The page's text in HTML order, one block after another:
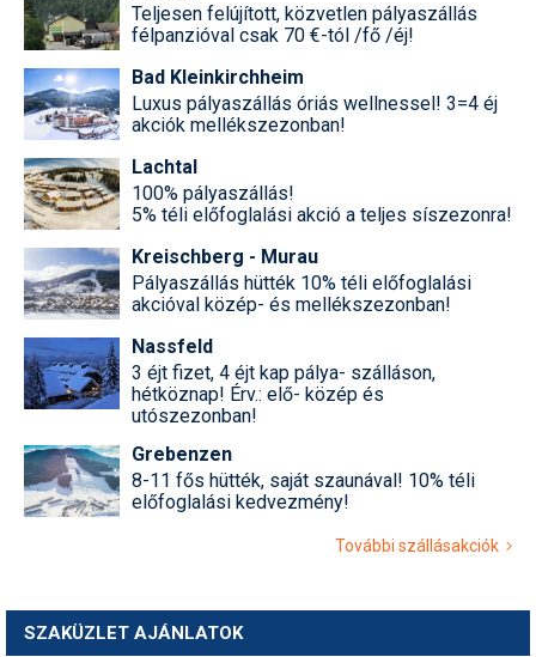
Teljesen felújított, közvetlen pályaszállás
félpanzióval csak 70 €-tól /fő /éj!
Bad Kleinkirchheim
Luxus pályaszállás óriás wellnessel! 3=4 éj
akciók mellékszezonban!
Lachtal
100% pályaszállás!
5% téli előfoglalási akció a teljes síszezonra!
Kreischberg - Murau
Pályaszállás hütték 10% téli előfoglalási
akcióval közép- és mellékszezonban!
Nassfeld
3 éjt fizet, 4 éjt kap pálya- szálláson,
hétköznap! Érv.: elő- közép és
utószezonban!
Grebenzen
8-11 fős hütték, saját szaunával! 10% téli
előfoglalási kedvezmény!
További szállásakciók
SZAKÜZLET AJÁNLATOK